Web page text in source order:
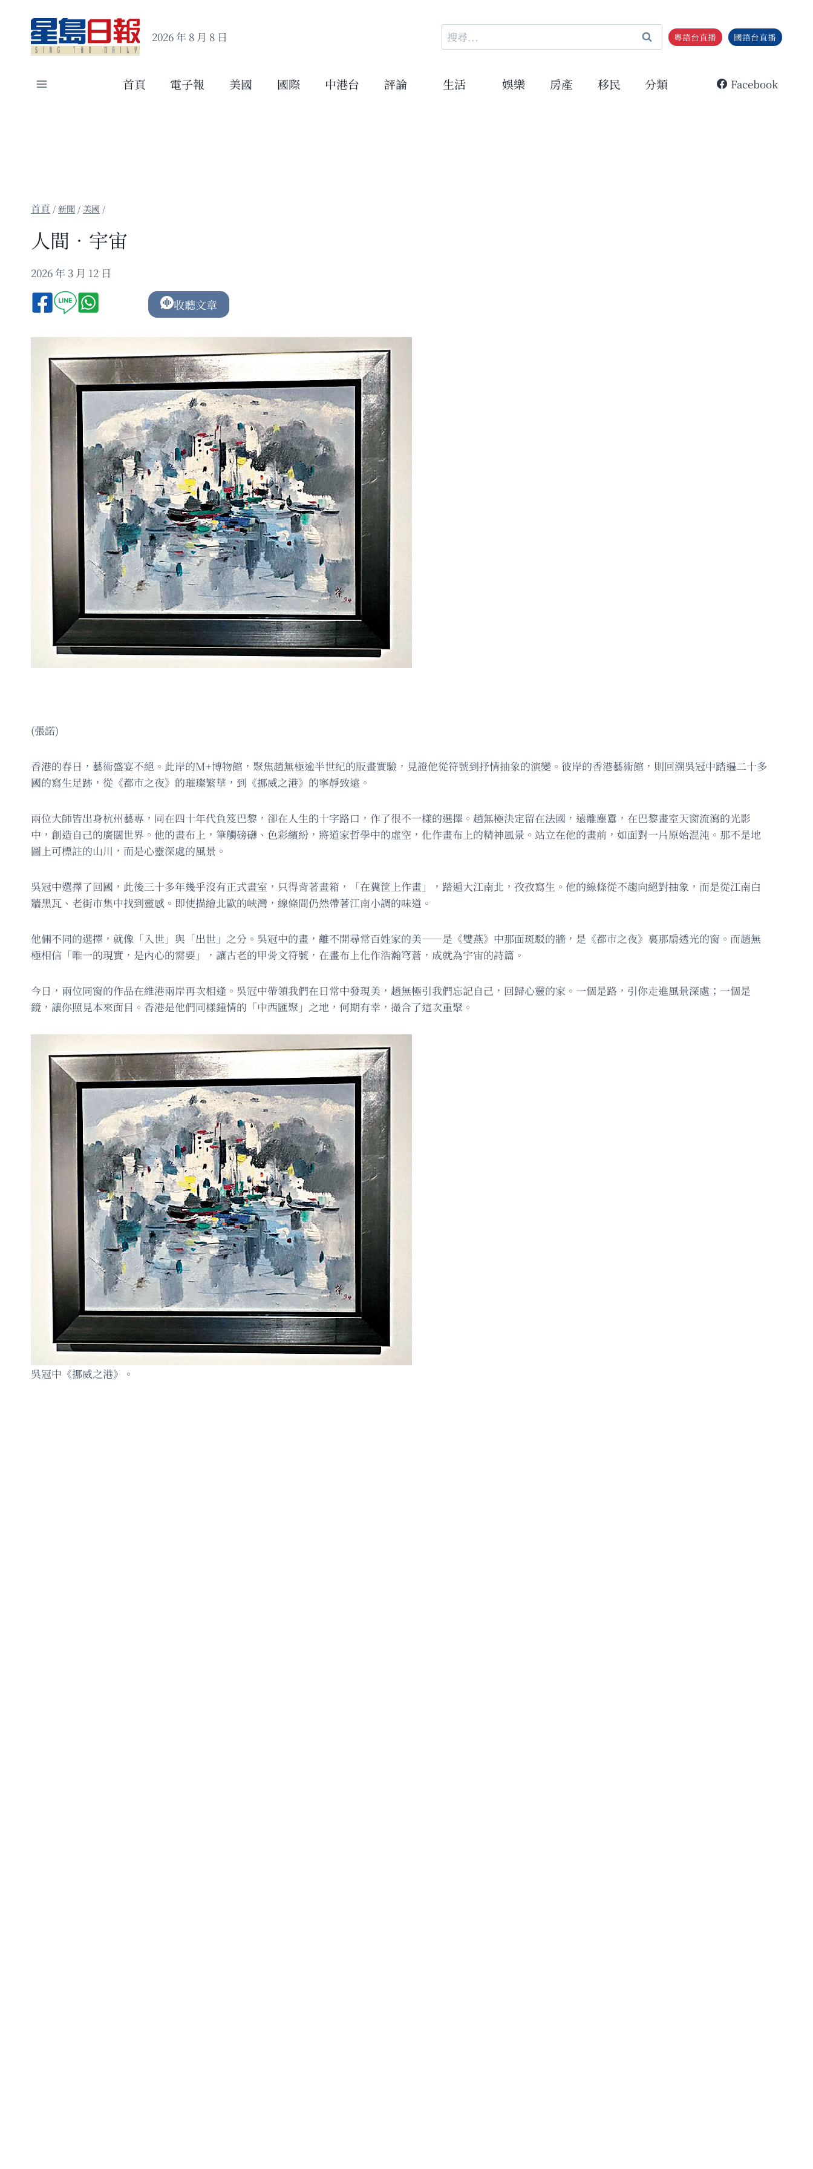
content
2026 年 8 月 8 日
搜
尋
鍵
粵語台直播 國語台直播
首頁 電子報 美國 國際 中港台 評論 生活 娛樂 房產 移民 分類 Facebook
/新聞 / 美國 /
人間．宇宙
2026 年 3 月 12 日
收聽文章
(張諾)
香港的春日，藝術盛宴不絕。此岸的M+博物館，聚焦趙無極逾半世紀的版畫實驗，見證他從符號到抒情抽象的演變。彼岸的香港藝術館，則回溯吳冠中踏遍二十多
國的寫生足跡，從《都市之夜》的璀璨繁華，到《挪威之港》的寧靜致遠。
兩位大師皆出身杭州藝專，同在四十年代負笈巴黎，卻在人生的十字路口，作了很不一樣的選擇。趙無極決定留在法國，遠離塵囂，在巴黎畫室天窗流瀉的光影
中，創造自己的廣闊世界。他的畫布上，筆觸磅礴、色彩繽紛，將道家哲學中的虛空，化作畫布上的精神風景。站立在他的畫前，如面對一片原始混沌。那不是地
圖上可標註的山川，而是心靈深處的風景。
吳冠中選擇了回國，此後三十多年幾乎沒有正式畫室，只得背著畫箱，「在糞筐上作畫」，踏遍大江南北，孜孜寫生。他的線條從不趨向絕對抽象，而是從江南白
牆黑瓦、老街市集中找到靈感。即使描繪北歐的峽灣，線條間仍然帶著江南小調的味道。
他倆不同的選擇，就像「入世」與「出世」之分。吳冠中的畫，離不開尋常百姓家的美——是《雙燕》中那面斑駁的牆，是《都市之夜》裏那扇透光的窗。而趙無
極相信「唯一的現實，是內心的需要」，讓古老的甲骨文符號，在畫布上化作浩瀚穹蒼，成就為宇宙的詩篇。
今日，兩位同窗的作品在維港兩岸再次相逢。吳冠中帶領我們在日常中發現美，趙無極引我們忘記自己，回歸心靈的家。一個是路，引你走進風景深處；一個是
鏡，讓你照見本來面目。香港是他們同樣鍾情的「中西匯聚」之地，何期有幸，撮合了這次重聚。
吳冠中《挪威之港》。